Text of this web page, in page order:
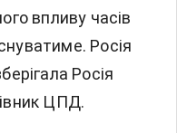
впливу часів
Росія
Росія
ЦПД.